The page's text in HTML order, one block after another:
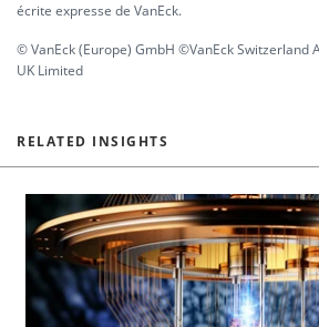
écrite expresse de VanEck.
© VanEck (Europe) GmbH ©VanEck Switzerland
UK Limited
RELATED INSIGHTS